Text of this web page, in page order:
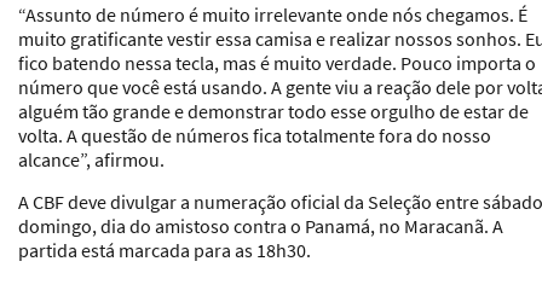
“Assunto de número é muito irrelevante onde nós chegamos. É
muito gratificante vestir essa camisa e realizar nossos sonhos.
fico batendo nessa tecla, mas é muito verdade. Pouco importa o
número que você está usando. A gente viu a reação dele por
alguém tão grande e demonstrar todo esse orgulho de estar de
volta. A questão de números fica totalmente fora do nosso
alcance”, afirmou.
A CBF deve divulgar a numeração oficial da Seleção entre
domingo, dia do amistoso contra o Panamá, no Maracanã. A
partida está marcada para as 18h30.